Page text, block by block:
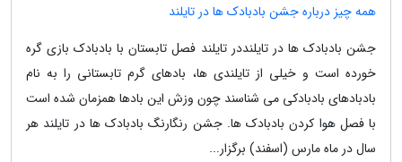
همه چیز درباره جشن بادبادک ها در تایلند
جشن بادبادک ها در تایلنددر تایلند فصل تابستان با بادبادک بازی گره
خورده است و خیلی از تایلندی ها، بادهای گرم تابستانی را به نام
بادبادهای بادبادکی می شناسند چون وزش این بادها همزمان شده است
با فصل هوا کردن بادبادک ها. جشن رنگارنگ بادبادک ها در تایلند هر
سال در ماه مارس (اسفند) برگزار...